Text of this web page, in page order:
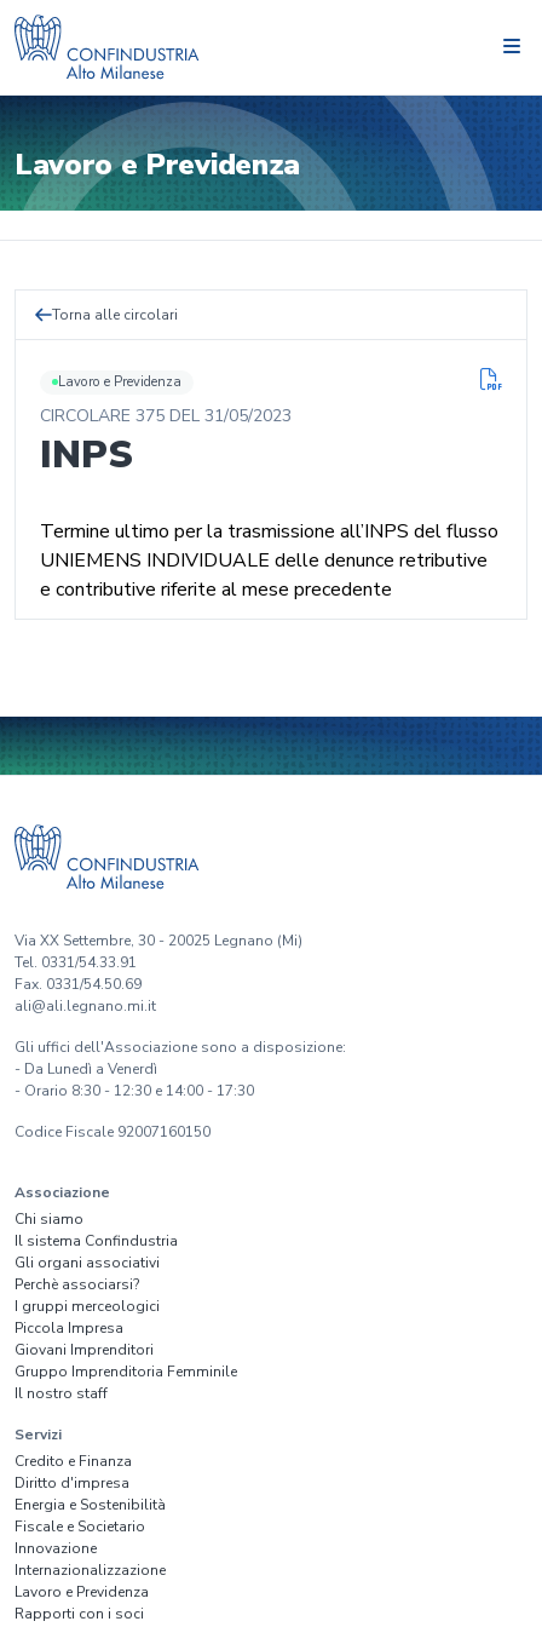
Lavoro e Previdenza
Torna alle circolari
Lavoro e Previdenza
CIRCOLARE 375 DEL 31/05/2023
INPS
Termine ultimo per la trasmissione all’INPS del flusso
UNIEMENS INDIVIDUALE delle denunce retributive
e contributive riferite al mese precedente
Via XX Settembre, 30 - 20025 Legnano (Mi)
Tel. 0331/54.33.91
Fax. 0331/54.50.69
ali@ali.legnano.mi.it
Gli uffici dell'Associazione sono a disposizione:
- Da Lunedì a Venerdì
- Orario 8:30 - 12:30 e 14:00 - 17:30
Codice Fiscale 92007160150
Associazione
Chi siamo
Il sistema Confindustria
Gli organi associativi
Perchè associarsi?
I gruppi merceologici
Piccola Impresa
Giovani Imprenditori
Gruppo Imprenditoria Femminile
Il nostro staff
Servizi
Credito e Finanza
Diritto d'impresa
Energia e Sostenibilità
Fiscale e Societario
Innovazione
Internazionalizzazione
Lavoro e Previdenza
Rapporti con i soci